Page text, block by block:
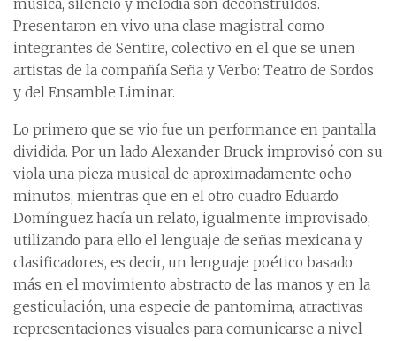
música, silencio y melodía son deconstruidos.
Presentaron en vivo una clase magistral como
integrantes de Sentire, colectivo en el que se unen
artistas de la compañía Seña y Verbo: Teatro de Sordos
y del Ensamble Liminar.
Lo primero que se vio fue un performance en pantalla
dividida. Por un lado Alexander Bruck improvisó con su
viola una pieza musical de aproximadamente ocho
minutos, mientras que en el otro cuadro Eduardo
Domínguez hacía un relato, igualmente improvisado,
utilizando para ello el lenguaje de señas mexicana y
clasificadores, es decir, un lenguaje poético basado
más en el movimiento abstracto de las manos y en la
gesticulación, una especie de pantomima, atractivas
representaciones visuales para comunicarse a nivel